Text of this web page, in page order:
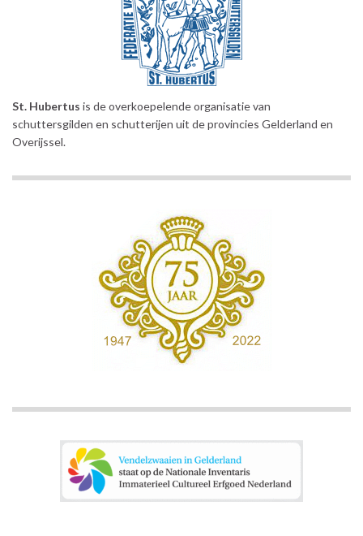
St. Hubertus is de overkoepelende organisatie van
schuttersgilden en schutterijen uit de provincies Gelderland en
Overijssel.